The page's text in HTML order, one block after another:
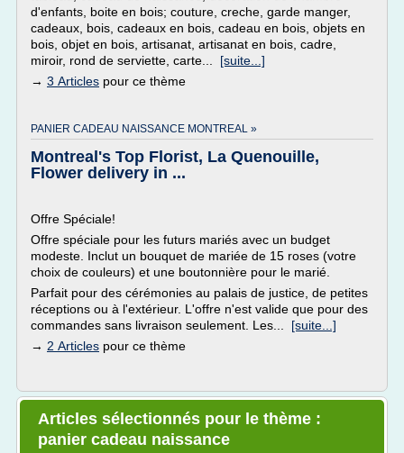
d'enfants, boite en bois; couture, creche, garde manger,
cadeaux, bois, cadeaux en bois, cadeau en bois, objets en
bois, objet en bois, artisanat, artisanat en bois, cadre,
miroir, rond de serviette, carte... [suite...]
→ 3 Articles pour ce thème
PANIER CADEAU NAISSANCE MONTREAL »
Montreal's Top Florist, La Quenouille,
Flower delivery in ...
Offre Spéciale!
Offre spéciale pour les futurs mariés avec un budget
modeste. Inclut un bouquet de mariée de 15 roses (votre
choix de couleurs) et une boutonnière pour le marié.
Parfait pour des cérémonies au palais de justice, de petites
réceptions ou à l'extérieur. L'offre n'est valide que pour des
commandes sans livraison seulement. Les... [suite...]
→ 2 Articles pour ce thème
Articles sélectionnés pour le thème :
panier cadeau naissance